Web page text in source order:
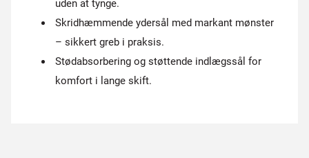
uden at tynge.
Skridhæmmende ydersål med markant mønster
– sikkert greb i praksis.
Stødabsorbering og støttende indlægssål for
komfort i lange skift.